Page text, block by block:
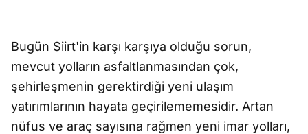
Bugün Siirt'in karşı karşıya olduğu sorun,
mevcut yolların asfaltlanmasından çok,
şehirleşmenin gerektirdiği yeni ulaşım
yatırımlarının hayata geçirilememesidir. Artan
nüfus ve araç sayısına rağmen yeni imar yolları,